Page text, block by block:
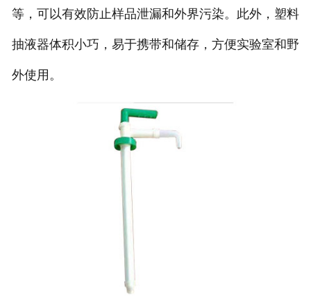
等，可以有效防止样品泄漏和外界污染。此外，塑料
抽液器体积小巧，易于携带和储存，方便实验室和野
外使用。